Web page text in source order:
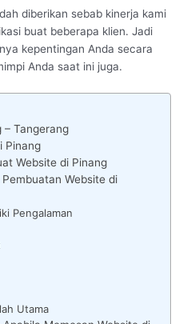
diberikan sebab kinerja kami
buat beberapa klien. Jadi
kepentingan Anda secara
Anda saat ini juga.
– Tangerang
Pinang
Website di Pinang
Website di
Pengalaman
Utama